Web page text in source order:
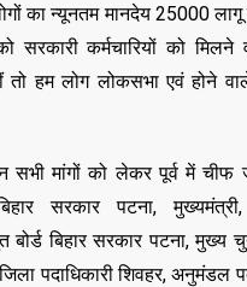
का न्यूनतम मानदेय 25000
सरकारी कर्मचारियों को
तो हम लोग लोकसभा एवं होने
सभी मांगों को लेकर पूर्व में चीफ
सरकार पटना,
बोर्ड बिहार सरकार पटना, मुख्य
पदाधिकारी शिवहर, अनुमंडल